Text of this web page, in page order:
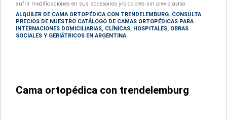
sufrir modificaciones en sus accesorios y/o colores sin previo aviso.
ALQUILER DE CAMA ORTOPÉDICA CON TRENDELEMBURG. CONSULTA
PRECIOS DE NUESTRO CATÁLOGO DE CAMAS ORTOPÉDICAS PARA
INTERNACIONES DOMICILIARIAS, CLÍNICAS, HOSPITALES, OBRAS
SOCIALES Y GERIÁTRICOS EN ARGENTINA.
Cama ortopédica con trendelemburg